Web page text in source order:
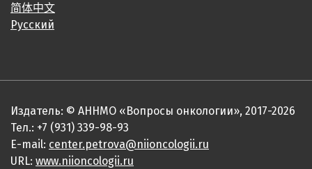
简体中文
Русский
Издатель: © АННМО «Вопросы онкологии», 2017-2026
Тел.: +7 (931) 339-98-93
E-mail: center.petrova@niioncologii.ru
URL: www.niioncologii.ru